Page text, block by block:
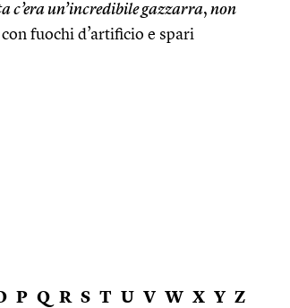
c’era un’incredibile gazzarra, non
fuochi d’artificio e spari
P Q R S T U V W X Y Z